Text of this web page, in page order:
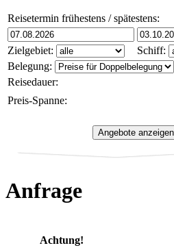
Reisetermin frühestens / spätestens:
Zielgebiet:
Schiff:
Belegung:
Reisedauer:
Preis-Spanne:
Anfrage
Achtung!